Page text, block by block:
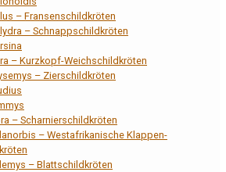
– Fransenschildkröten
– Schnappschildkröten
– Kurzkopf-Weichschildkröten
– Zierschildkröten
– Scharnierschildkröten
– Westafrikanische Klappen-
– Blattschildkröten